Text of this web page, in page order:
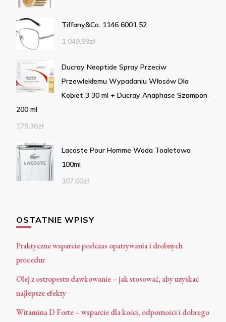
Tiffany&Co. 1146 6001 52
1 049,99zł
Ducray Neoptide Spray Przeciw
Przewlekłemu Wypadaniu Włosów Dla
Kobiet 3 30 ml + Ducray Anaphase Szampon
200 ml
179,36zł
Lacoste Pour Homme Woda Toaletowa
100ml
107,00zł
OSTATNIE WPISY
Praktyczne wsparcie podczas opatrywania i drobnych
procedur
Olej z ostropestu dawkowanie – jak stosować, aby uzyskać
najlepsze efekty
Witamina D Forte – wsparcie dla kości, odporności i dobrego